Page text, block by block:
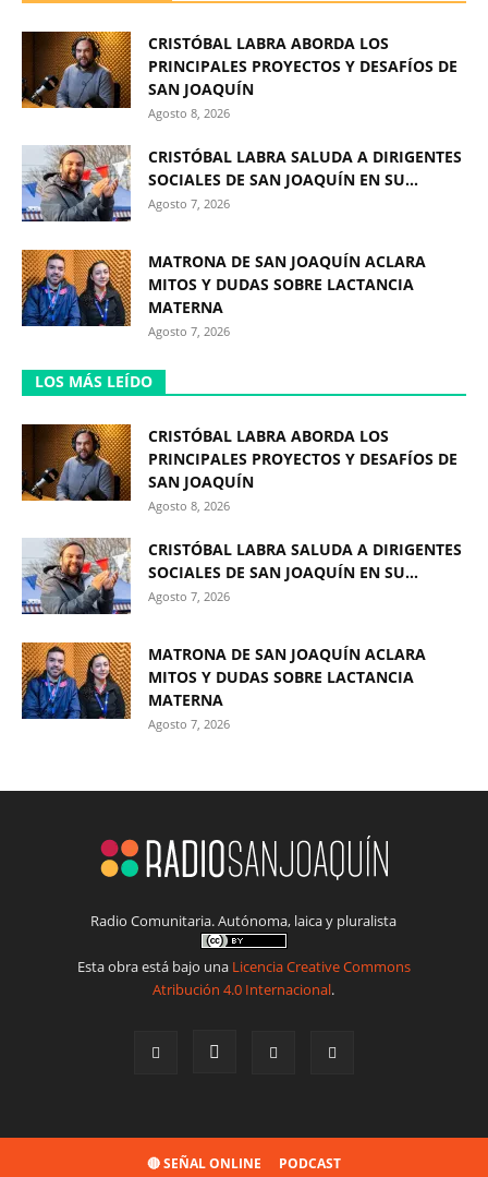
CRISTÓBAL LABRA ABORDA LOS
PRINCIPALES PROYECTOS Y DESAFÍOS DE
SAN JOAQUÍN
Agosto 8, 2026
CRISTÓBAL LABRA SALUDA A DIRIGENTES
SOCIALES DE SAN JOAQUÍN EN SU...
Agosto 7, 2026
MATRONA DE SAN JOAQUÍN ACLARA
MITOS Y DUDAS SOBRE LACTANCIA
MATERNA
Agosto 7, 2026
LOS MÁS LEÍDO
CRISTÓBAL LABRA ABORDA LOS
PRINCIPALES PROYECTOS Y DESAFÍOS DE
SAN JOAQUÍN
Agosto 8, 2026
CRISTÓBAL LABRA SALUDA A DIRIGENTES
SOCIALES DE SAN JOAQUÍN EN SU...
Agosto 7, 2026
MATRONA DE SAN JOAQUÍN ACLARA
MITOS Y DUDAS SOBRE LACTANCIA
MATERNA
Agosto 7, 2026
Radio Comunitaria. Autónoma, laica y pluralista
Esta obra está bajo una Licencia Creative Commons
Atribución 4.0 Internacional.
🔴 SEÑAL ONLINE PODCAST